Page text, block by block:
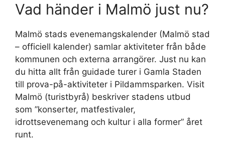
Vad händer i Malmö just nu?
Malmö stads evenemangskalender (Malmö stad
– officiell kalender) samlar aktiviteter från både
kommunen och externa arrangörer. Just nu kan
du hitta allt från guidade turer i Gamla Staden
till prova-på-aktiviteter i Pildammsparken. Visit
Malmö (turistbyrå) beskriver stadens utbud
som ”konserter, matfestivaler,
idrottsevenemang och kultur i alla former” året
runt.